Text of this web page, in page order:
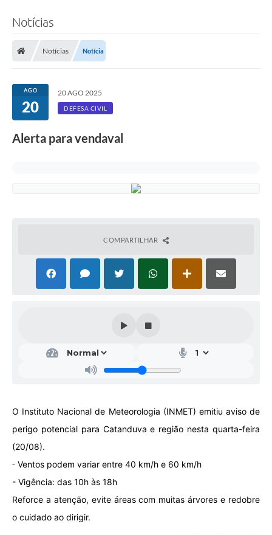
Licitações / PCA
Transparência
A Prefeitura
Enquete
Jornal
Agenda
Notícias
Notícias Notícia
AGO
20
20 AGO 2025
DEFESA CIVIL
Alerta para vendaval
COMPARTILHAR
O Instituto Nacional de Meteorologia (INMET) emitiu aviso de
perigo potencial para Catanduva e região nesta quarta-feira
(20/08).
- Ventos podem variar entre 40 km/h e 60 km/h
- Vigência: das 10h às 18h
Reforce a atenção, evite áreas com muitas árvores e redobre
o cuidado ao dirigir.